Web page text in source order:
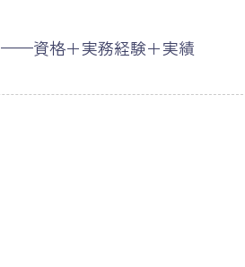
——資格＋実務経験＋実績